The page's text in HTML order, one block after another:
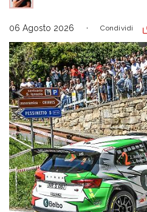
06 Agosto 2026 Condividi